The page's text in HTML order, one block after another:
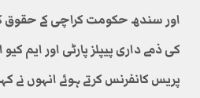
اور سندھ حکومت کراچی کے حقوق
کی ذمے داری پیپلز پارٹی اور ایم
پریس کانفرنس کرتے ہوئے انہوں نے